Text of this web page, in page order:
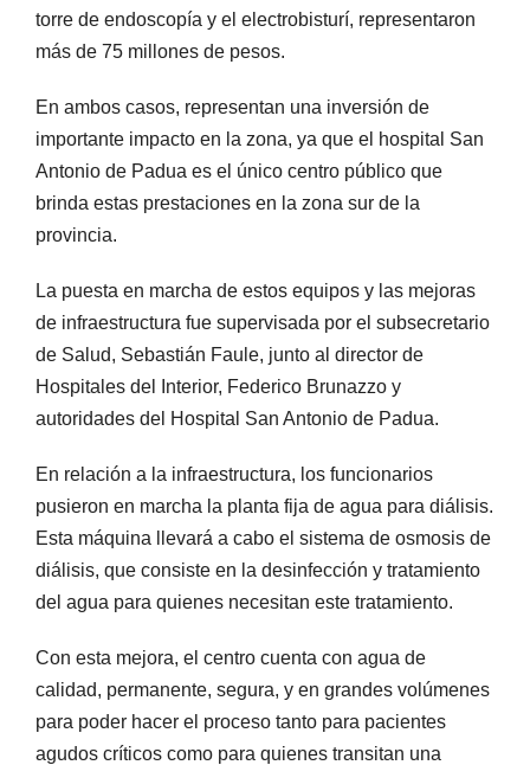
torre de endoscopía y el electrobisturí, representaron
más de 75 millones de pesos.
En ambos casos, representan una inversión de
importante impacto en la zona, ya que el hospital San
Antonio de Padua es el único centro público que
brinda estas prestaciones en la zona sur de la
provincia.
La puesta en marcha de estos equipos y las mejoras
de infraestructura fue supervisada por el subsecretario
de Salud, Sebastián Faule, junto al director de
Hospitales del Interior, Federico Brunazzo y
autoridades del Hospital San Antonio de Padua.
En relación a la infraestructura, los funcionarios
pusieron en marcha la planta fija de agua para diálisis.
Esta máquina llevará a cabo el sistema de osmosis de
diálisis, que consiste en la desinfección y tratamiento
del agua para quienes necesitan este tratamiento.
Con esta mejora, el centro cuenta con agua de
calidad, permanente, segura, y en grandes volúmenes
para poder hacer el proceso tanto para pacientes
agudos críticos como para quienes transitan una